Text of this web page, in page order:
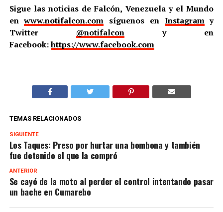
Sigue las noticias de Falcón, Venezuela y el Mundo
enwww.notifalcon.com síguenos en Instagramy
Twitter @notifalcony en
Facebook:https://www.facebook.com
TEMAS RELACIONADOS
SIGUIENTE
Los Taques: Preso por hurtar una bombona y también
fue detenido el que la compró
ANTERIOR
Se cayó de la moto al perder el control intentando pasar
un bache en Cumarebo